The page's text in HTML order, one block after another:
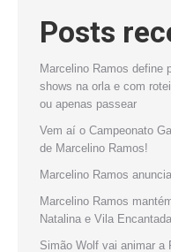
Posts
Marcelino Ramos define
shows na orla e com
ou apenas passear
Vem aí o Campeonato
de Marcelino Ramos!
Marcelino Ramos
Marcelino Ramos
Natalina e Vila Encantada
Simão Wolf vai animar a